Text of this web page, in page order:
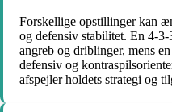
Forskellige opstillinger kan
og defensiv stabilitet. En 4-
angreb og driblinger, mens
defensiv og
afspejler holdets strategi og